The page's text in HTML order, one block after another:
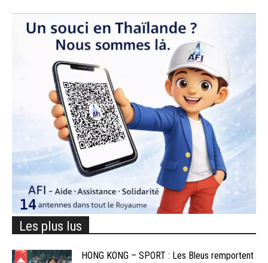
Les plus lus
HONG KONG – SPORT : Les Bleus remportent